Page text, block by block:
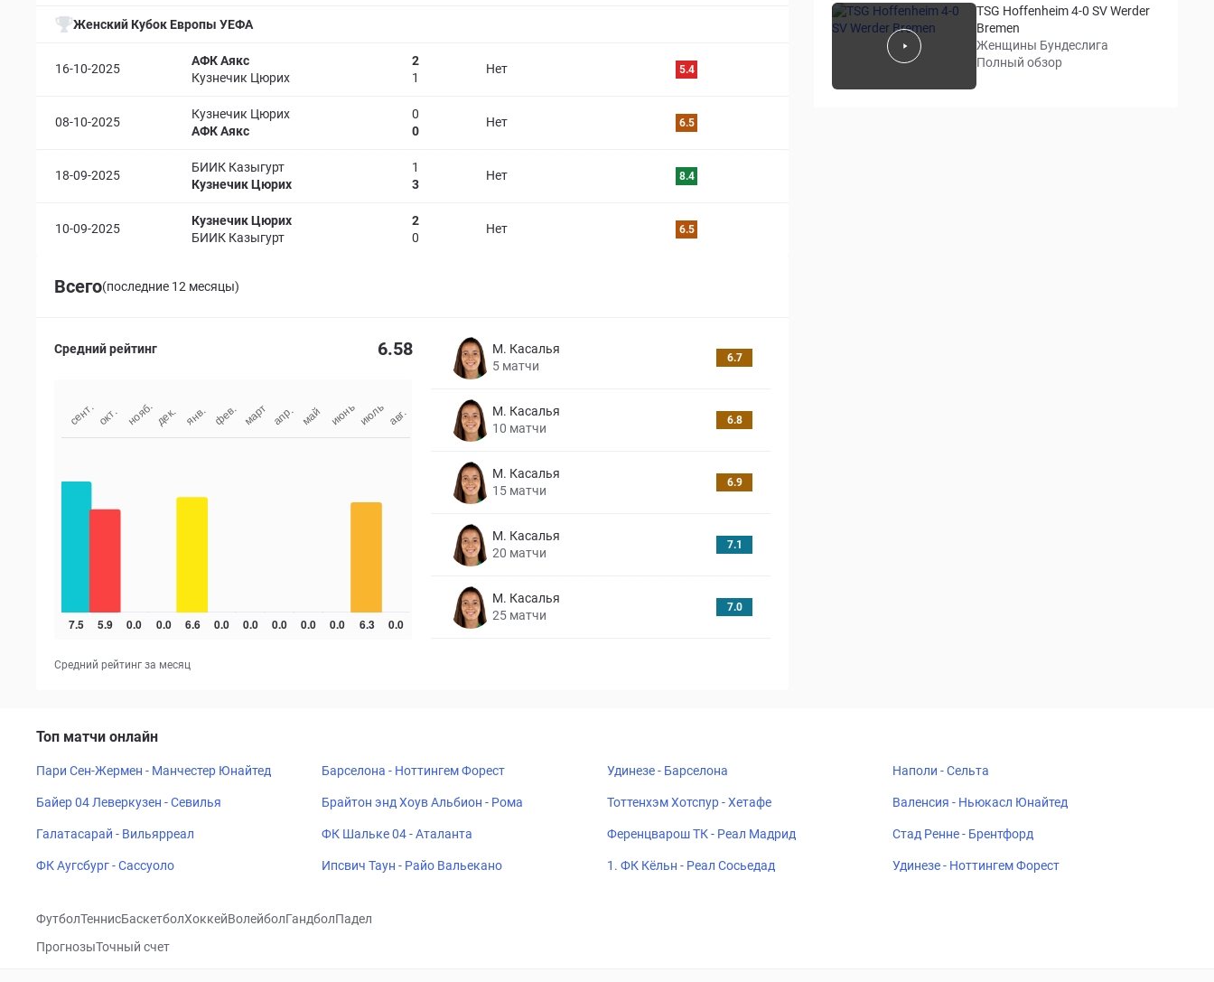
Женский Кубок Европы УЕФА
16-10-2025
АФК Аякс
Кузнечик Цюрих
2
1
Нет 5.4
08-10-2025
Кузнечик Цюрих
АФК Аякс
0
0
Нет 6.5
18-09-2025
БИИК Казыгурт
Кузнечик Цюрих
1
3
Нет 8.4
10-09-2025
Кузнечик Цюрих
БИИК Казыгурт
2
0
Нет 6.5
Всего(последние 12 месяцы)
Средний рейтинг 6.58
Средний рейтинг за месяц
М. Касалья
5 матчи
6.7
М. Касалья
10 матчи
6.8
М. Касалья
15 матчи
6.9
М. Касалья
20 матчи
7.1
М. Касалья
25 матчи
7.0
TSG Hoffenheim 4-0 SV Werder
Bremen
Женщины Бундеслига
Полный обзор
Топ матчи онлайн
Пари Сен-Жермен - Манчестер Юнайтед Барселона - Ноттингем Форест Удинезе - Барселона Наполи - Сельта
Байер 04 Леверкузен - Севилья Брайтон энд Хоув Альбион - Рома Тоттенхэм Хотспур - Хетафе Валенсия - Ньюкасл Юнайтед
Галатасарай - Вильярреал ФК Шальке 04 - Аталанта Ференцварош ТК - Реал Мадрид Стад Ренне - Брентфорд
ФК Аугсбург - Сассуоло Ипсвич Таун - Райо Вальекано 1. ФК Кёльн - Реал Сосьедад Удинезе - Ноттингем Форест
ФутболТеннисБаскетболХоккейВолейболГандболПадел
ПрогнозыТочный счет